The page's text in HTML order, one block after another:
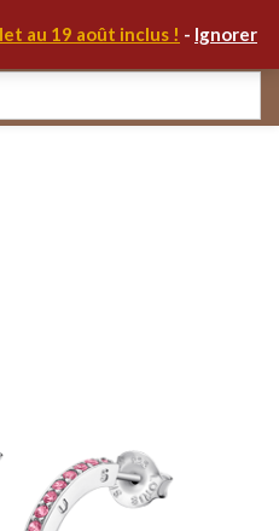
au 19 août inclus ! - Ignorer
vous